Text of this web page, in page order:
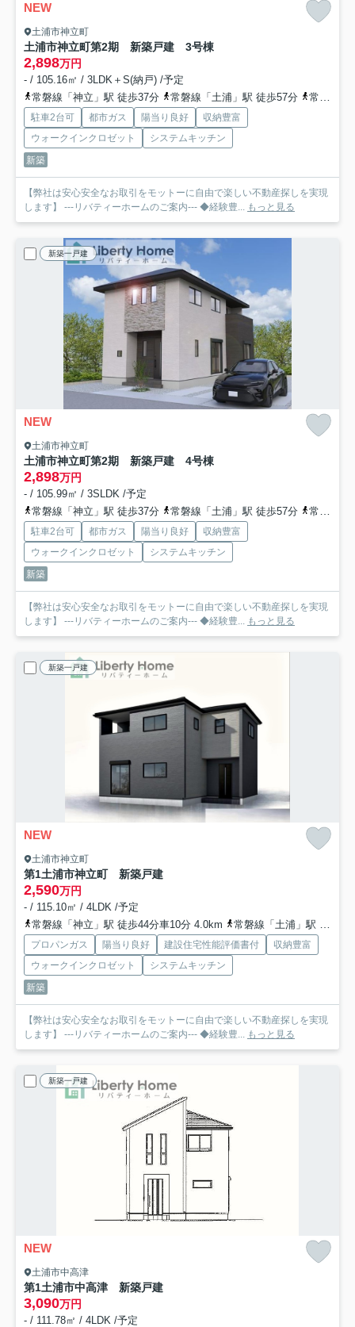
NEW
土浦市神立町
土浦市神立町第2期 新築戸建 3号棟
2,898万円
- / 105.16㎡ / 3LDK＋S(納戸) /予定
常磐線「神立」駅 徒歩37分
常磐線「土浦」駅 徒歩57分 常磐線「高浜」駅 徒歩99分
駐車2台可 都市ガス 陽当り良好
収納豊富
ウォークインクロゼット
システムキッチン
新築
【弊社は安心安全なお取引をモットーに自由で楽しい不動産探しを実現
します】 ---リバティーホームのご案内--- ◆経験豊... もっと見る
新築一戸建
NEW
土浦市神立町
土浦市神立町第2期 新築戸建 4号棟
2,898万円
- / 105.99㎡ / 3SLDK /予定
常磐線「神立」駅 徒歩37分
常磐線「土浦」駅 徒歩57分 常磐線「高浜」駅 徒歩99分
駐車2台可 都市ガス 陽当り良好
収納豊富
ウォークインクロゼット
システムキッチン
新築
【弊社は安心安全なお取引をモットーに自由で楽しい不動産探しを実現
します】 ---リバティーホームのご案内--- ◆経験豊...
もっと見る
新築一戸建
NEW
土浦市神立町
第1土浦市神立町 新築戸建
2,590万円
- / 115.10㎡ / 4LDK /予定
常磐線「神立」駅 徒歩44分車10分 4.0km
常磐線「土浦」駅 徒歩56分
プロパンガス 陽当り良好 建設住宅性能評価書付
収納豊富
ウォークインクロゼット
システムキッチン
新築
【弊社は安心安全なお取引をモットーに自由で楽しい不動産探しを実現
します】 ---リバティーホームのご案内--- ◆経験豊...
もっと見る
新築一戸建
NEW
土浦市中高津
第1土浦市中高津 新築戸建
3,090万円
- / 111.78㎡ / 4LDK /予定